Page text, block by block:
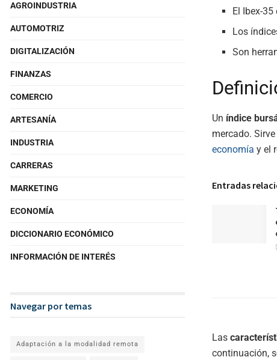
El Ibex-
Los
Son
Un índice
mercado.
economía y el
Entradas
Las
continuación,
AGROINDUSTRIA
AUTOMOTRIZ
DIGITALIZACIÓN
FINANZAS
COMERCIO
ARTESANÍA
INDUSTRIA
CARRERAS
MARKETING
ECONOMÍA
DICCIONARIO ECONÓMICO
INFORMACIÓN DE INTERÉS
Navegar por temas
Adaptación a la modalidad remota